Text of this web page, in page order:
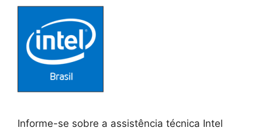
Informe-se sobre a assistência técnica Intel